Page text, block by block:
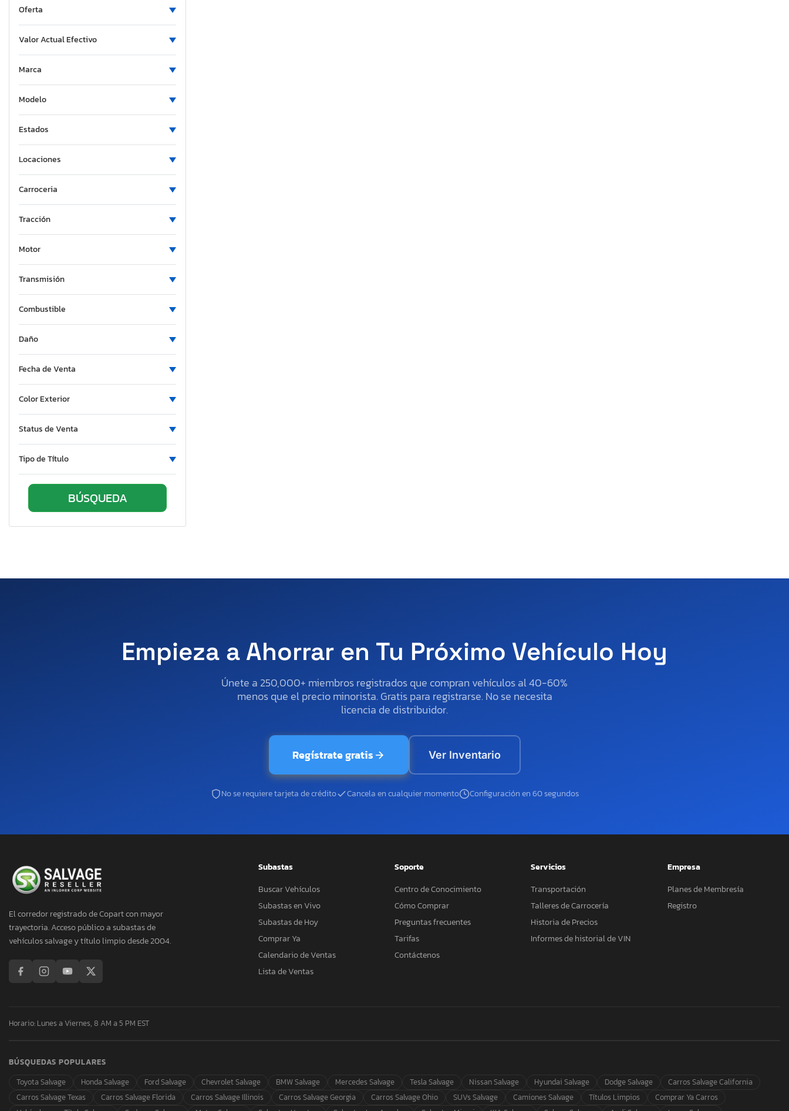
Oferta
Valor Actual Efectivo
Marca
Modelo
Estados
Locaciones
Carroceria
Tracción
Motor
Transmisión
Combustible
Daño
Fecha de Venta
Color Exterior
Status de Venta
Tipo de Título
Empieza a Ahorrar en Tu Próximo Vehículo Hoy
Únete a 250,000+ miembros registrados que compran vehículos al 40-60%
menos que el precio minorista. Gratis para registrarse. No se necesita
licencia de distribuidor.
Regístrate gratis Ver Inventario
No se requiere tarjeta de crédito Cancela en cualquier momento Configuración en 60 segundos
El corredor registrado de Copart con mayor
trayectoria. Acceso público a subastas de
vehículos salvage y título limpio desde 2004.
Subastas
Buscar Vehículos
Subastas en Vivo
Subastas de Hoy
Comprar Ya
Calendario de Ventas
Lista de Ventas
Soporte
Centro de Conocimiento
Cómo Comprar
Preguntas frecuentes
Tarifas
Contáctenos
Servicios
Transportación
Talleres de Carrocería
Historia de Precios
Informes de historial de VIN
Empresa
Planes de Membresía
Registro
Horario: Lunes a Viernes, 8 AM a 5 PM EST
BÚSQUEDAS POPULARES
Toyota Salvage
Honda Salvage Ford Salvage Chevrolet Salvage BMW Salvage Mercedes Salvage Tesla Salvage Nissan Salvage Hyundai Salvage Dodge Salvage
Carros Salvage California
Carros Salvage Texas
Carros Salvage Florida Carros Salvage Illinois Carros Salvage Georgia Carros Salvage Ohio SUVs Salvage Camiones Salvage Títulos Limpios
Comprar Ya Carros